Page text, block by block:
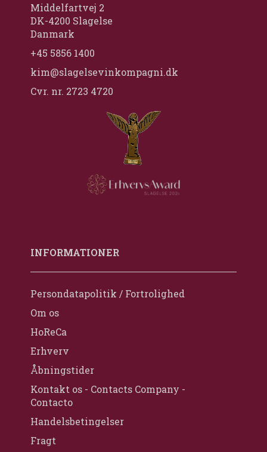
Middelfartvej 2
DK-4200 Slagelse
Danmark
+45 5856 1400
kim@slagelsevinkompagni.dk
Cvr. nr. 2723 4720
INFORMATIONER
Persondatapolitik / Fortrolighed
Om os
HoReCa
Erhverv
Åbningstider
Kontakt os - Contacts Company -
Contacto
Handelsbetingelser
Fragt